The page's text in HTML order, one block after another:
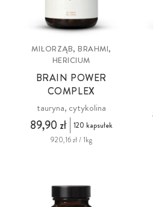
MIŁORZĄB, BRAHMI,
HERICIUM
BRAIN POWER
COMPLEX
tauryna, cytykolina
89,90 zł
120 kapsułek
920,16 zł / 1kg